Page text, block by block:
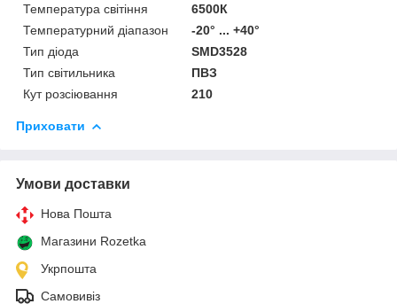
Температура світіння
6500К
Температурний діапазон
-20° ... +40°
Тип діода
SMD3528
Тип світильника
ПВЗ
Кут розсіювання
210
Приховати
Умови доставки
Нова Пошта
Магазини Rozetka
Укрпошта
Самовивіз